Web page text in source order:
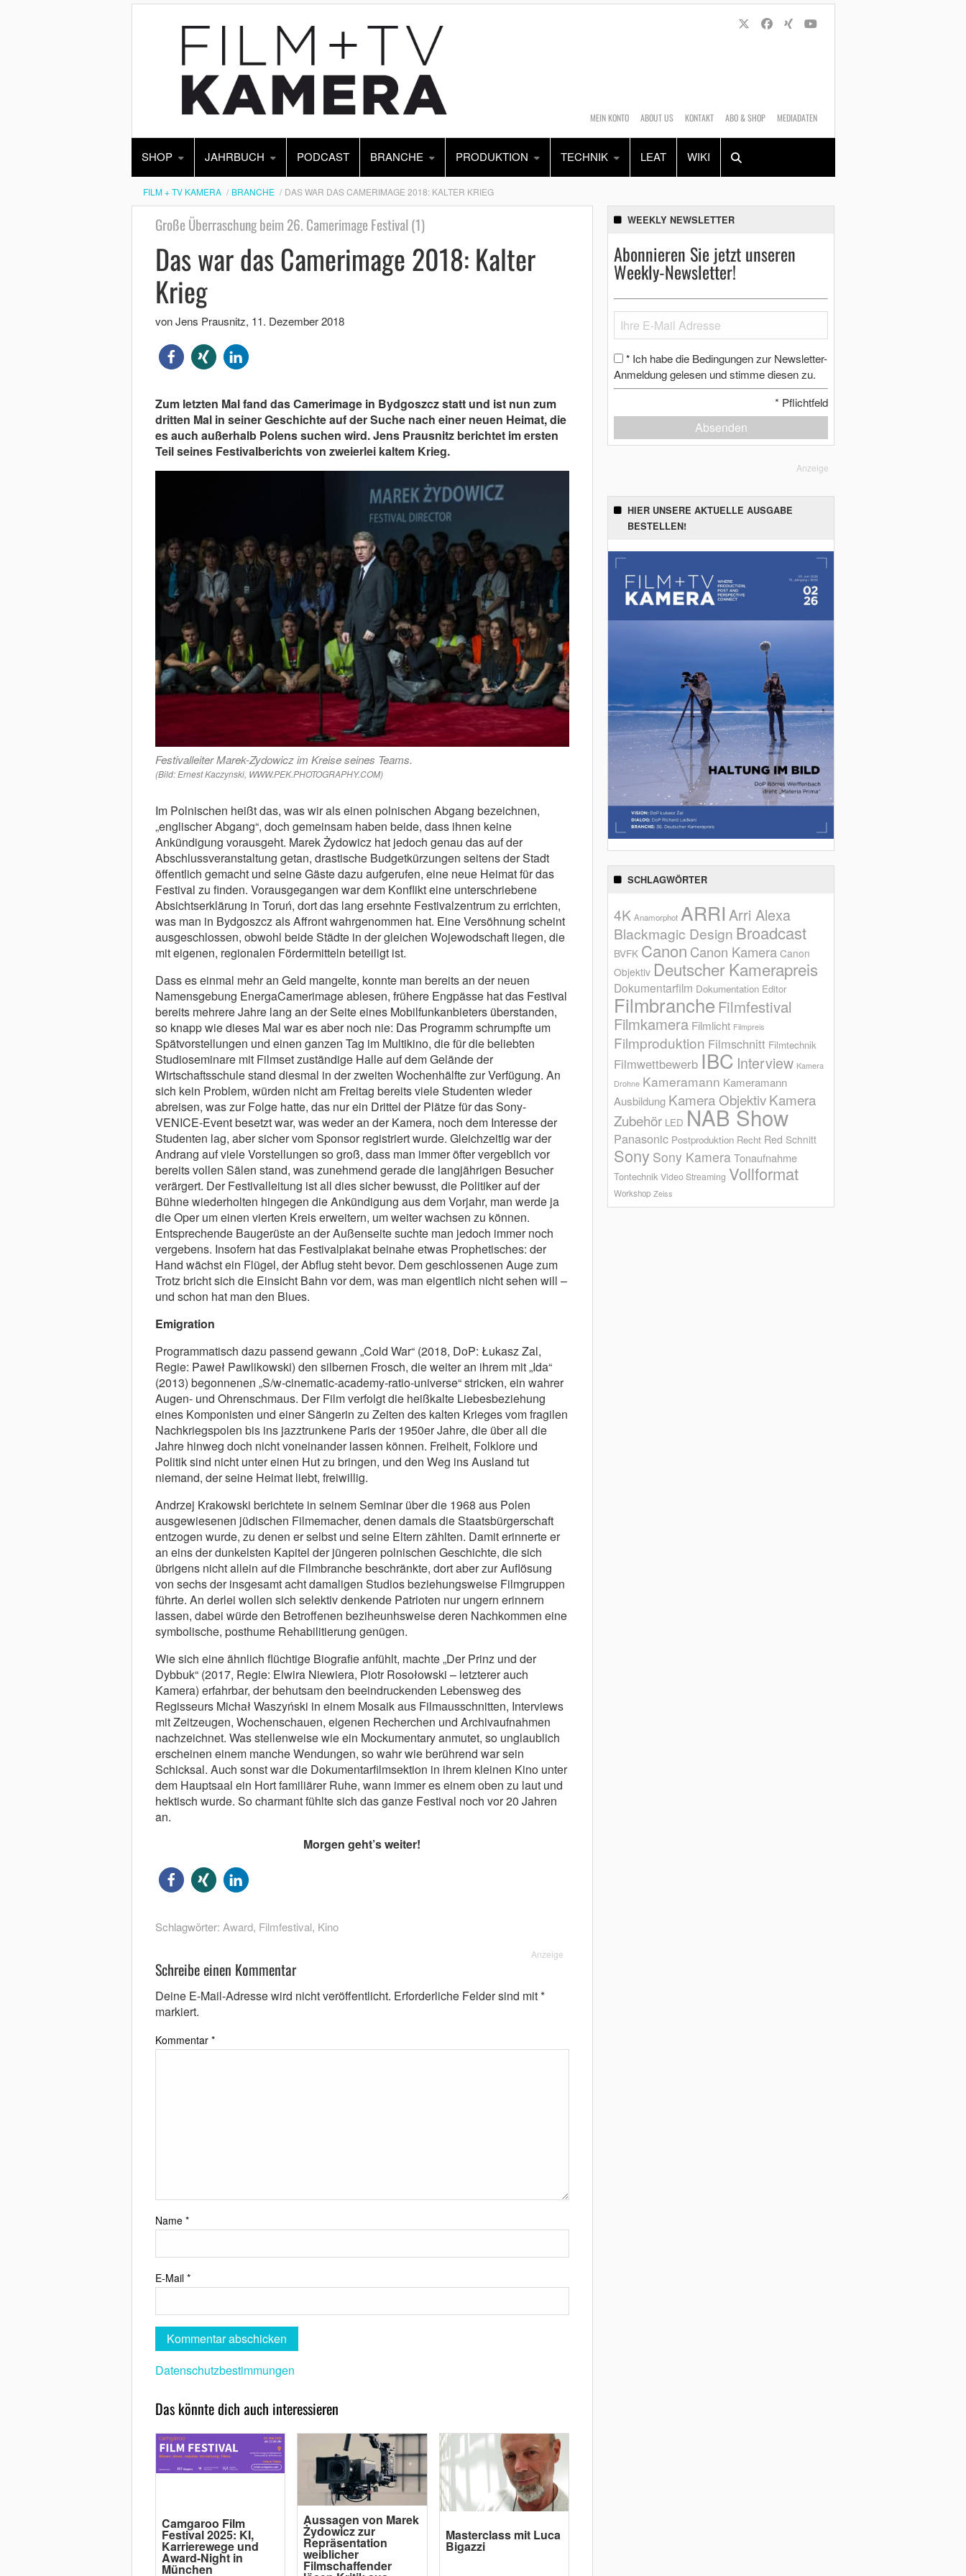
MEIN KONTO ABOUT US KONTAKT ABO & SHOP MEDIADATEN
SHOP JAHRBUCH PODCAST BRANCHE PRODUKTION TECHNIK LEAT WIKI
Alles Shop
FILM + TV KAMERA BRANCHE DAS WAR DAS CAMERIMAGE 2018: KALTER KRIEG
Große Überraschung beim 26. Camerimage Festival (1)
Das war das Camerimage 2018: Kalter
Krieg
von Jens Prausnitz, 11. Dezember 2018
Zum letzten Mal fand das Camerimage in Bydgoszcz statt und ist nun zum
dritten Mal in seiner Geschichte auf der Suche nach einer neuen Heimat, die
es auch außerhalb Polens suchen wird. Jens Prausnitz berichtet im ersten
Teil seines Festivalberichts von zweierlei kaltem Krieg.
Festivalleiter Marek-Zydowicz im Kreise seines Teams.
(Bild: Ernest Kaczynski, WWW.PEK.PHOTOGRAPHY.COM)
Im Polnischen heißt das, was wir als einen polnischen Abgang bezeichnen,
„englischer Abgang“, doch gemeinsam haben beide, dass ihnen keine
Ankündigung vorausgeht. Marek Żydowicz hat jedoch genau das auf der
Abschlussveranstaltung getan, drastische Budgetkürzungen seitens der Stadt
öffentlich gemacht und seine Gäste dazu aufgerufen, eine neue Heimat für das
Festival zu finden. Vorausgegangen war dem Konflikt eine unterschriebene
Absichtserklärung in Toruń, dort das lang ersehnte Festivalzentrum zu errichten,
was man in Bydgoszcz als Affront wahrgenommen hat. Eine Versöhnung scheint
ausgeschlossen, obwohl beide Städte in der gleichen Wojewodschaft liegen, die
mit eigenen, regionalen Fördermitteln beteiligt ist.
Dass es einmal mehr an Geld mangelte, konnte man bereits an der neuen
Namensgebung EnergaCamerimage ablesen, frühere Engpässe hat das Festival
bereits mehrere Jahre lang an der Seite eines Mobilfunkanbieters überstanden,
so knapp wie dieses Mal war es aber noch nie: Das Programm schrumpfte um
Spätvorstellungen und einen ganzen Tag im Multikino, die für die beliebten
Studioseminare mit Filmset zuständige Halle auf dem Gelände der
Wirtschaftsschule stand diesmal in der zweiten Wochenhälfte zur Verfügung. An
sich kein Problem, würden nicht am Freitag bereits viele Studenten wieder
abreisen, was zur Folge hatte, das nur ein Drittel der Plätze für das Sony-
VENICE-Event besetzt war, was weder an der Kamera, noch dem Interesse der
Studenten lag, aber sicher vom Sponsor registriert wurde. Gleichzeitig war der
Andrang auf viele Vorstellungen so groß, dass man immer öfter vergeblich vor
bereits vollen Sälen stand, was zunehmend gerade die langjährigen Besucher
verärgert. Der Festivalleitung ist all dies sicher bewusst, die Politiker auf der
Bühne wiederholten hingegen die Ankündigung aus dem Vorjahr, man werde ja
die Oper um einen vierten Kreis erweitern, um weiter wachsen zu können.
Entsprechende Baugerüste an der Außenseite suchte man jedoch immer noch
vergebens. Insofern hat das Festivalplakat beinahe etwas Prophetisches: der
Hand wächst ein Flügel, der Abflug steht bevor. Dem geschlossenen Auge zum
Trotz bricht sich die Einsicht Bahn vor dem, was man eigentlich nicht sehen will –
und schon hat man den Blues.
Emigration
Programmatisch dazu passend gewann „Cold War“ (2018, DoP: Łukasz Zal,
Regie: Paweł Pawlikowski) den silbernen Frosch, die weiter an ihrem mit „Ida“
(2013) begonnenen „S/w-cinematic-academy-ratio-universe“ stricken, ein wahrer
Augen- und Ohrenschmaus. Der Film verfolgt die heißkalte Liebesbeziehung
eines Komponisten und einer Sängerin zu Zeiten des kalten Krieges vom fragilen
Nachkriegspolen bis ins jazztrunkene Paris der 1950er Jahre, die über all die
Jahre hinweg doch nicht voneinander lassen können. Freiheit, Folklore und
Politik sind nicht unter einen Hut zu bringen, und den Weg ins Ausland tut
niemand, der seine Heimat liebt, freiwillig.
Andrzej Krakowski berichtete in seinem Seminar über die 1968 aus Polen
ausgewiesenen jüdischen Filmemacher, denen damals die Staatsbürgerschaft
entzogen wurde, zu denen er selbst und seine Eltern zählten. Damit erinnerte er
an eins der dunkelsten Kapitel der jüngeren polnischen Geschichte, die sich
übrigens nicht allein auf die Filmbranche beschränkte, dort aber zur Auflösung
von sechs der insgesamt acht damaligen Studios beziehungsweise Filmgruppen
führte. An derlei wollen sich selektiv denkende Patrioten nur ungern erinnern
lassen, dabei würde den Betroffenen beziheunhsweise deren Nachkommen eine
symbolische, posthume Rehabilitierung genügen.
Wie sich eine ähnlich flüchtige Biografie anfühlt, machte „Der Prinz und der
Dybbuk“ (2017, Regie: Elwira Niewiera, Piotr Rosołowski – letzterer auch
Kamera) erfahrbar, der behutsam den beeindruckenden Lebensweg des
Regisseurs Michał Waszyński in einem Mosaik aus Filmausschnitten, Interviews
mit Zeitzeugen, Wochenschauen, eigenen Recherchen und Archivaufnahmen
nachzeichnet. Was stellenweise wie ein Mockumentary anmutet, so unglaublich
erscheinen einem manche Wendungen, so wahr wie berührend war sein
Schicksal. Auch sonst war die Dokumentarfilmsektion in ihrem kleinen Kino unter
dem Hauptsaal ein Hort familiärer Ruhe, wann immer es einem oben zu laut und
hektisch wurde. So charmant fühlte sich das ganze Festival noch vor 20 Jahren
an.
Morgen geht’s weiter!
Schlagwörter: Award, Filmfestival, Kino
Anzeige
Schreibe einen Kommentar
Deine E-Mail-Adresse wird nicht veröffentlicht. Erforderliche Felder sind mit*
markiert.
Kommentar *
Name *
E-Mail *
Datenschutzbestimmungen
Das könnte dich auch interessieren
Camgaroo Film
Festival 2025: KI,
Karrierewege und
Award-Night in
München
Aussagen von Marek
Żydowicz zur
Repräsentation
weiblicher
Filmschaffender
Masterclass mit Luca
Bigazzi
WEEKLY NEWSLETTER
Abonnieren Sie jetzt unseren
Weekly-Newsletter!
* Ich habe die Bedingungen zur Newsletter-
Anmeldung gelesen und stimme diesen zu.
* Pflichtfeld
Absenden
Anzeige
HIER UNSERE AKTUELLE AUSGABE
BESTELLEN!
SCHLAGWÖRTER
4K Anamorphot ARRI Arri Alexa
Blackmagic Design Broadcast
BVFK Canon Canon Kamera Canon
Objektiv Deutscher Kamerapreis
Dokumentarfilm Dokumentation Editor
Filmbranche Filmfestival
Filmkamera Filmlicht Filmpreis
Filmproduktion Filmschnitt Filmtechnik
Filmwettbewerb IBC Interview Kamera
Drohne Kameramann Kameramann
Ausbildung Kamera ObjektivKamera
Zubehör LED NAB Show
Panasonic Postproduktion Recht Red Schnitt
Sony Sony KameraTonaufnahme
Tontechnik Video Streaming Vollformat
Workshop Zeiss